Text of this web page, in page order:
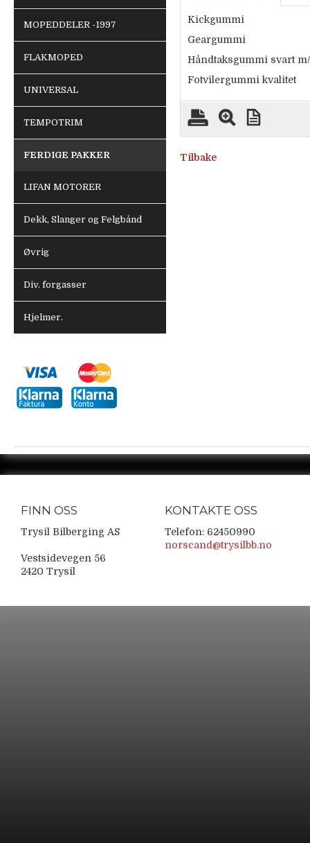
MOPEDDELER -1997
FLAKMOPED
UNIVERSAL
TEMPOTRIM
FERDIGE PAKKER
LIFAN MOTORER
Dekk, Slanger og Felgbånd
Øvrig
Div. forgasser
Hjelmer.
Kickgummi
Geargummi
Håndtaksgummi svart
Fotvilergummi kvalitet
Tilbake
FINN OSS
Trysil Bilberging AS
Vestsidevegen 56
2420 Trysil
KONTAKTE OSS
Telefon: 62450990
norscand@trysilbb.no